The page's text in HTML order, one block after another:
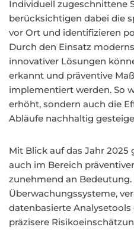
Individuell zugeschnittene
berücksichtigen dabei die
vor Ort und identifizieren
Durch den Einsatz
innovativer Lösungen
erkannt und präventive
implementiert werden. So
erhöht, sondern auch die
Abläufe nachhaltig
Mit Blick auf das Jahr
auch im Bereich
zunehmend an
Überwachungssysteme,
datenbasierte
präzisere